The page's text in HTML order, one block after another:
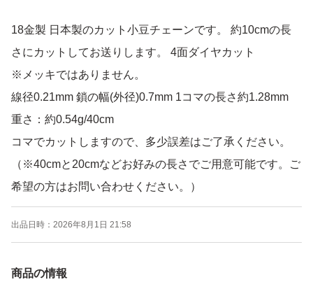
18金製 日本製のカット小豆チェーンです。 約10cmの長
さにカットしてお送りします。 4面ダイヤカット
※メッキではありません。
線径0.21mm 鎖の幅(外径)0.7mm 1コマの長さ約1.28mm
重さ：約0.54g/40cm
コマでカットしますので、多少誤差はご了承ください。
（※40cmと20cmなどお好みの長さでご用意可能です。ご
希望の方はお問い合わせください。）
基本的に交換や返品は受け付けません。 サイズなど詳細
出品日時： 2026年8月1日 21:58
商品の情報